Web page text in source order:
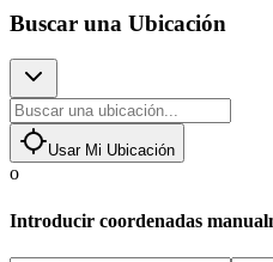
Buscar una Ubicación
Usar Mi Ubicación
o
Introducir coordenadas